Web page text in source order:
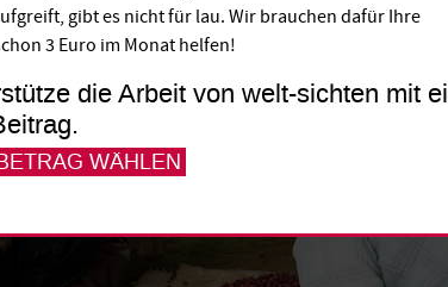
gibt es nicht für lau. Wir brauchen dafür Ihre
3 Euro im Monat helfen!
die Arbeit von welt-sichten mit
WÄHLEN